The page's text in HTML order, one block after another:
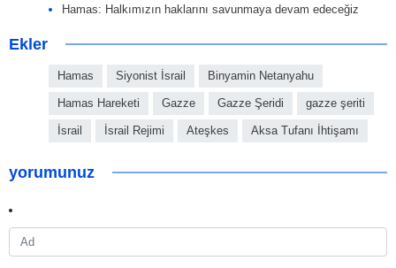
Hamas: Halkımızın haklarını savunmaya devam edeceğiz
Ekler
Hamas Siyonist İsrail Binyamin Netanyahu
Hamas Hareketi Gazze Gazze Şeridi gazze şeriti
İsrail İsrail Rejimi Ateşkes Aksa Tufanı İhtişamı
yorumunuz